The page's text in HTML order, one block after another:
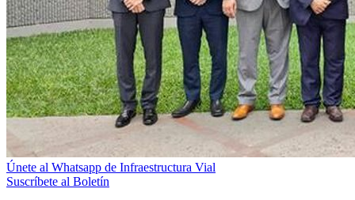
Únete al Whatsapp de Infraestructura Vial
Suscríbete al Boletín